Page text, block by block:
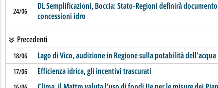
24/06
DL Semplificazioni, Boccia: Stato-Regioni definirà
concessioni idro
Precedenti
18/06 Lago di Vico, audizione in Regione sulla potabilità dell'acqua
17/06 Efficienza idrica, gli incentivi trascurati